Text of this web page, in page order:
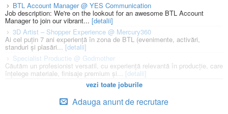
BTL Account Manager @ YES Communication
Job description: We're on the lookout for an awesome BTL Account
Manager to join our vibrant... [detalii]
3D Artist – Shopper Experience @ Mercury360
Ai cel puțin 7 ani experiență în zona de BTL (evenimente, activări,
standuri și plasări... [detalii]
Specialist Productie @ Godmother
Căutăm un profesionist versatil, cu experiență relevantă în producție, care
înțelege materiale, finisaje premium și... [detalii]
vezi toate joburile
Adauga anunt de recrutare